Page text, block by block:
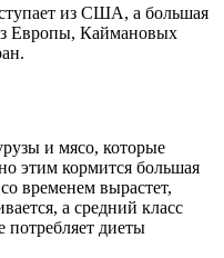
из США, а большая
Европы, Каймановых
и мясо, которые
этим кормится большая
временем вырастет,
а средний класс
диеты